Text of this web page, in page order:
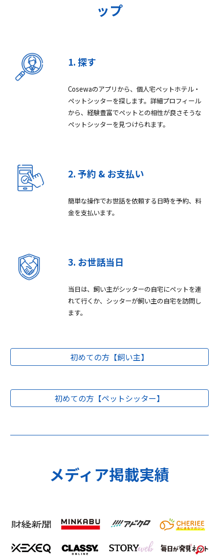
ップ
1. 探す
Cosewaのアプリから、個人宅ペットホテル・
ペットシッターを探します。詳細プロフィール
から、経験豊富でペットとの相性が良さそうな
ペットシッターを見つけられます。
2. 予約 & お支払い
簡単な操作でお世話を依頼する日時を予約、料
金を支払います。
3. お世話当日
当日は、飼い主がシッターの自宅にペットを連
れて行くか、シッターが飼い主の自宅を訪問し
ます。
初めての方【飼い主】
初めての方【ペットシッター】
メディア掲載実績